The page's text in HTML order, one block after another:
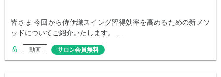
皆さま 今回から侍伊織スイング習得効率を高めるための新メソ
ッドについてご紹介いたします。 …
動画 サロン会員無料